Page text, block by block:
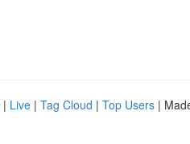
| Live | Tag Cloud | Top Users |